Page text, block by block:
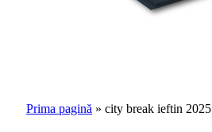
Prima pagină » city break ieftin 2025